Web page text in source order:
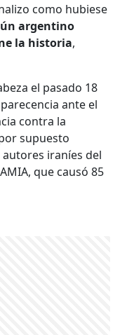
como hubiese
argentino
la historia,
el pasado 18
ante el
contra la
supuesto
iraníes del
que causó 85